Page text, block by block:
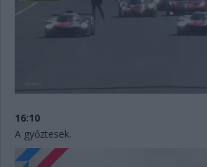
16:10
A győztesek.